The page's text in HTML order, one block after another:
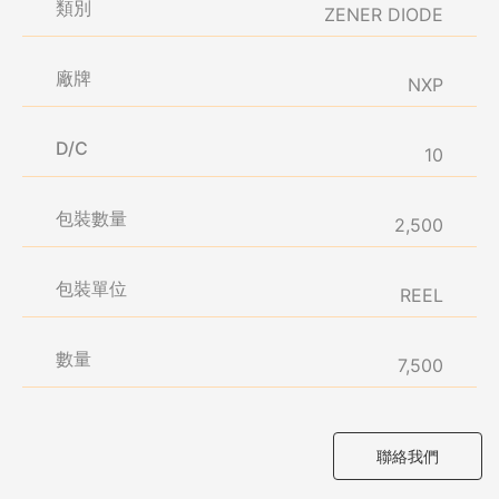
類別 ZENER DIODE
廠牌 NXP
D/C 10
包裝數量 2,500
包裝單位 REEL
數量 7,500
聯絡我們